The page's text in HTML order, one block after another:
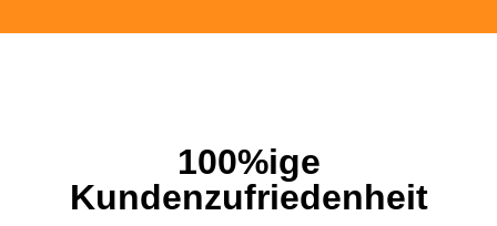
100%ige
Kundenzufriedenheit